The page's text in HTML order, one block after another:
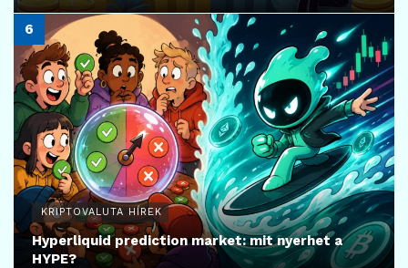
KRIPTOVALUTA HÍREK
Hyperliquid prediction market: mit nyerhet a
HYPE?